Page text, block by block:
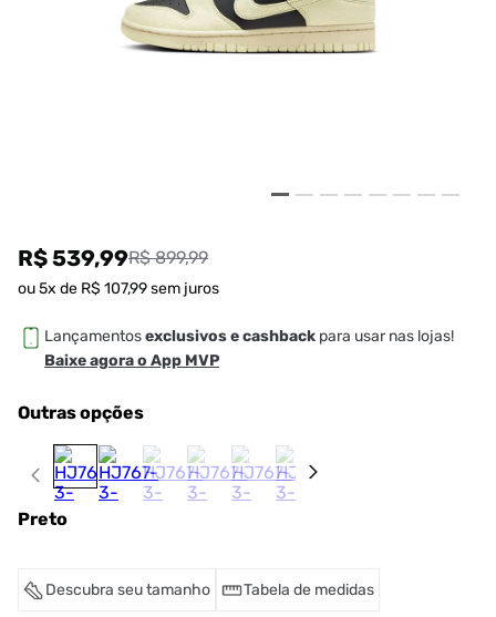
R$ 539,99R$ 899,99
ou5x de R$ 107,99sem juros
Lançamentosexclusivos e cashback para usar nas lojas!
Baixe agora o App MVP
Outras opções
Preto
Descubra seu tamanho Tabela de medidas